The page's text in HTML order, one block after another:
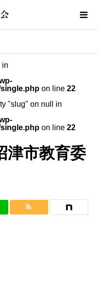
in
on line 22
"slug" on null in
on line 22
津市教育委